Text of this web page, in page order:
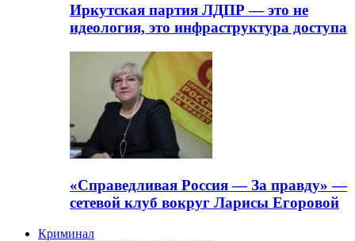
Иркутская партия ЛДПР — это не
идеология, это инфраструктура доступа
«Справедливая Россия — За правду» —
сетевой клуб вокруг Ларисы Егоровой
Криминал